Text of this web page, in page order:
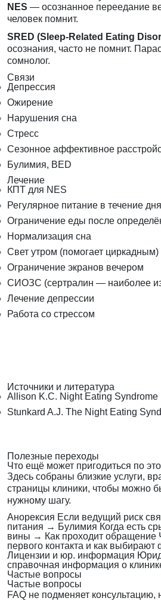
NES — осознанное переедание
человек помнит.
SRED (Sleep-Related Eating
осознания, часто не помнит.
сомнолог.
Связи
Депрессия
Ожирение
Нарушения сна
Стресс
Сезонное аффективное
Булимия, BED
Лечение
КПТ для NES
Регулярное питание в течение
Ограничение еды после
Нормализация сна
Свет утром (помогает циркадным)
Ограничение экранов вечером
СИОЗС (сертралин — наиболее
Лечение депрессии
Работа со стрессом
Источники и литература
Allison K.C. Night Eating Syndrome
Stunkard A.J. The Night Eating
Полезные переходы
Что ещё может пригодиться по
Здесь собраны близкие услуги,
страницы клиники, чтобы можно
нужному шагу.
Анорексия Если ведущий риск
питания → Булимия Когда есть
вины → Как проходит обращение
первого контакта и как
Лицензии и юр. информация
справочная информация о
Частые вопросы
Частые вопросы
FAQ не подменяет консультацию,